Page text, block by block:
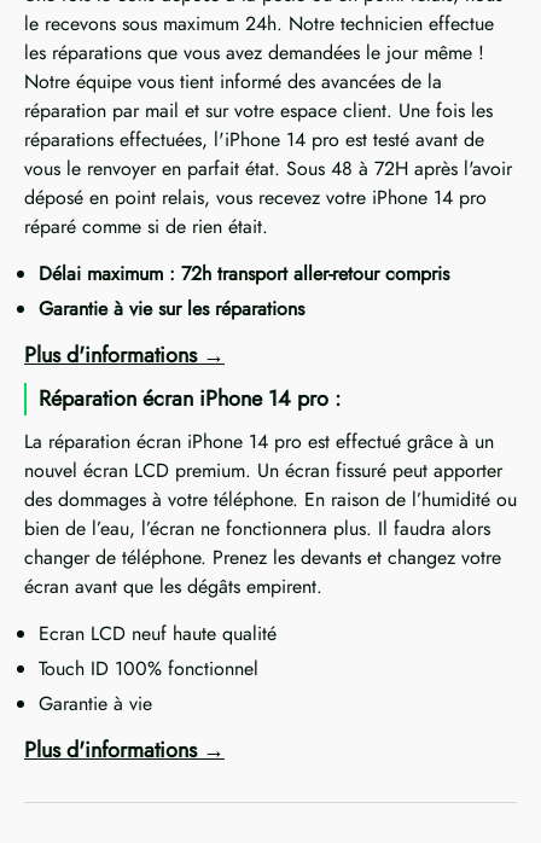
le recevons sous maximum 24h. Notre technicien effectue
les réparations que vous avez demandées le jour même !
Notre équipe vous tient informé des avancées de la
réparation par mail et sur votre espace client. Une fois les
réparations effectuées, l'iPhone 14 pro est testé avant de
vous le renvoyer en parfait état. Sous 48 à 72H après l'avoir
déposé en point relais, vous recevez votre iPhone 14 pro
réparé comme si de rien était.
Délai maximum : 72h transport aller-retour compris
Garantie à vie sur les réparations
Plus d'informations
Réparation écran iPhone 14 pro :
La réparation écran iPhone 14 pro est effectué grâce à un
nouvel écran LCD premium. Un écran fissuré peut apporter
des dommages à votre téléphone. En raison de l’humidité ou
bien de l’eau, l’écran ne fonctionnera plus. Il faudra alors
changer de téléphone. Prenez les devants et changez votre
écran avant que les dégâts empirent.
Ecran LCD neuf haute qualité
Touch ID 100% fonctionnel
Garantie à vie
Plus d'informations